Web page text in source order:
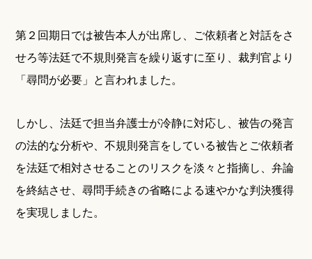
第２回期日では被告本人が出席し、ご依頼者と対話をさ
せろ等法廷で不規則発言を繰り返すに至り、裁判官より
「尋問が必要」と言われました。
しかし、法廷で担当弁護士が冷静に対応し、被告の発言
の法的な分析や、不規則発言をしている被告とご依頼者
を法廷で相対させることのリスクを淡々と指摘し、弁論
を終結させ、尋問手続きの省略による速やかな判決獲得
を実現しました。